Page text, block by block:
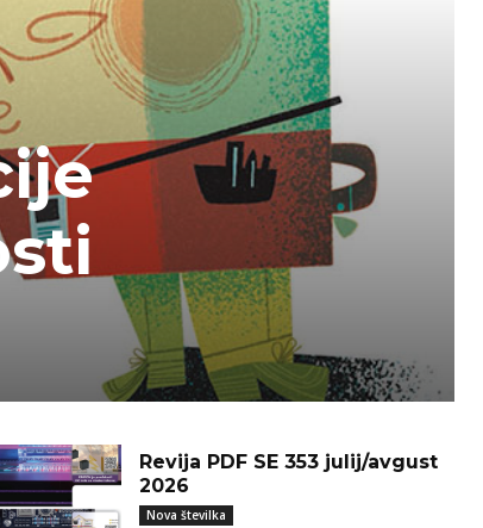
Revija PDF SE 353 julij/avgust
2026
Nova številka